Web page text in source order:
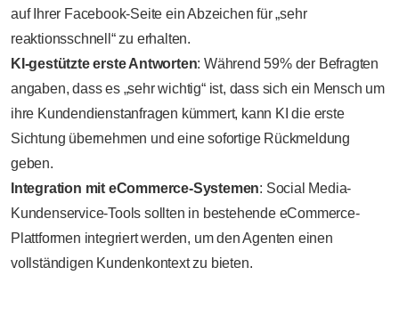
auf Ihrer Facebook-Seite ein Abzeichen für „sehr
reaktionsschnell“ zu erhalten.
KI-gestützte erste Antworten: Während 59% der Befragten
angaben, dass es „sehr wichtig“ ist, dass sich ein Mensch um
ihre Kundendienstanfragen kümmert, kann KI die erste
Sichtung übernehmen und eine sofortige Rückmeldung
geben.
Integration mit eCommerce-Systemen: Social Media-
Kundenservice-Tools sollten in bestehende eCommerce-
Plattformen integriert werden, um den Agenten einen
vollständigen Kundenkontext zu bieten.